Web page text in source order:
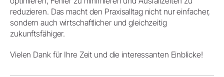
reduzieren. Das macht den Praxisalltag nicht nur einfacher,
sondern auch wirtschaftlicher und gleichzeitig
zukunftsfähiger.
Vielen Dank für Ihre Zeit und die interessanten Einblicke!